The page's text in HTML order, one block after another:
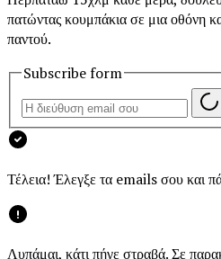
πατώντας κουμπάκια σε μια οθόνη
παντού.
Subscribe form
Τέλεια! Έλεγξε τα emails σου και
Λυπάμαι, κάτι πήγε στραβά. Σε